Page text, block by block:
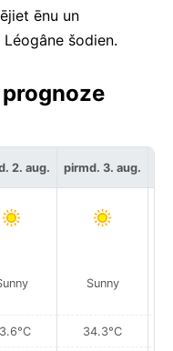
ēnu un
šodien.
2. aug. pirmd. 3. aug.
Sunny
34.3°C